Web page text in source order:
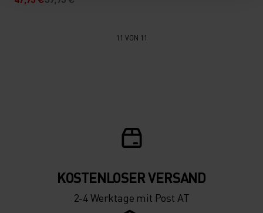
11 VON 11
KOSTENLOSER VERSAND
2-4 Werktage mit Post AT